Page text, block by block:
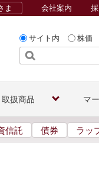
サイト内 株価
ま 会社案内
取扱商品 マ
信託 債券 ラッ